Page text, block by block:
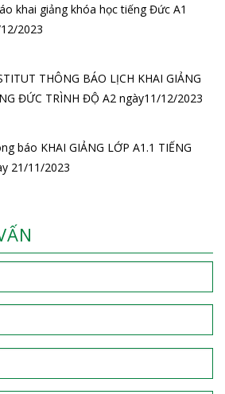
khai giảng khóa học tiếng Đức A1
2023
THÔNG BÁO LỊCH KHAI GIẢNG
ĐỨC TRÌNH ĐỘ A2 ngày11/12/2023
báo KHAI GIẢNG LỚP A1.1 TIẾNG
21/11/2023